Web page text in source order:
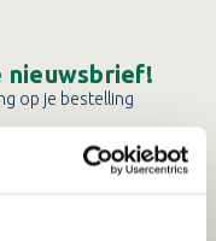
nieuwsbrief!
op je bestelling